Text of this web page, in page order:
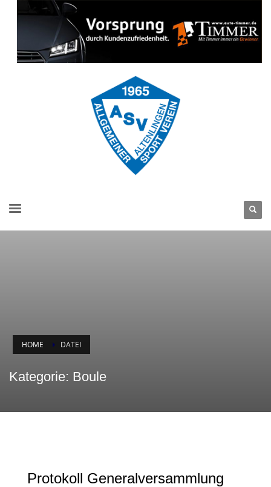
HOME DATEI
Kategorie: Boule
Protokoll Generalversammlung